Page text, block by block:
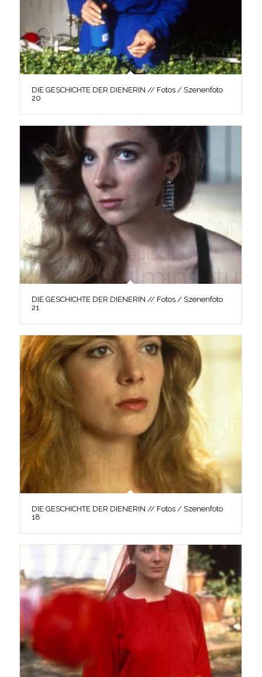
DIE GESCHICHTE DER DIENERIN // Fotos / Szenenfoto
20
DIE GESCHICHTE DER DIENERIN // Fotos / Szenenfoto
21
DIE GESCHICHTE DER DIENERIN // Fotos / Szenenfoto
18